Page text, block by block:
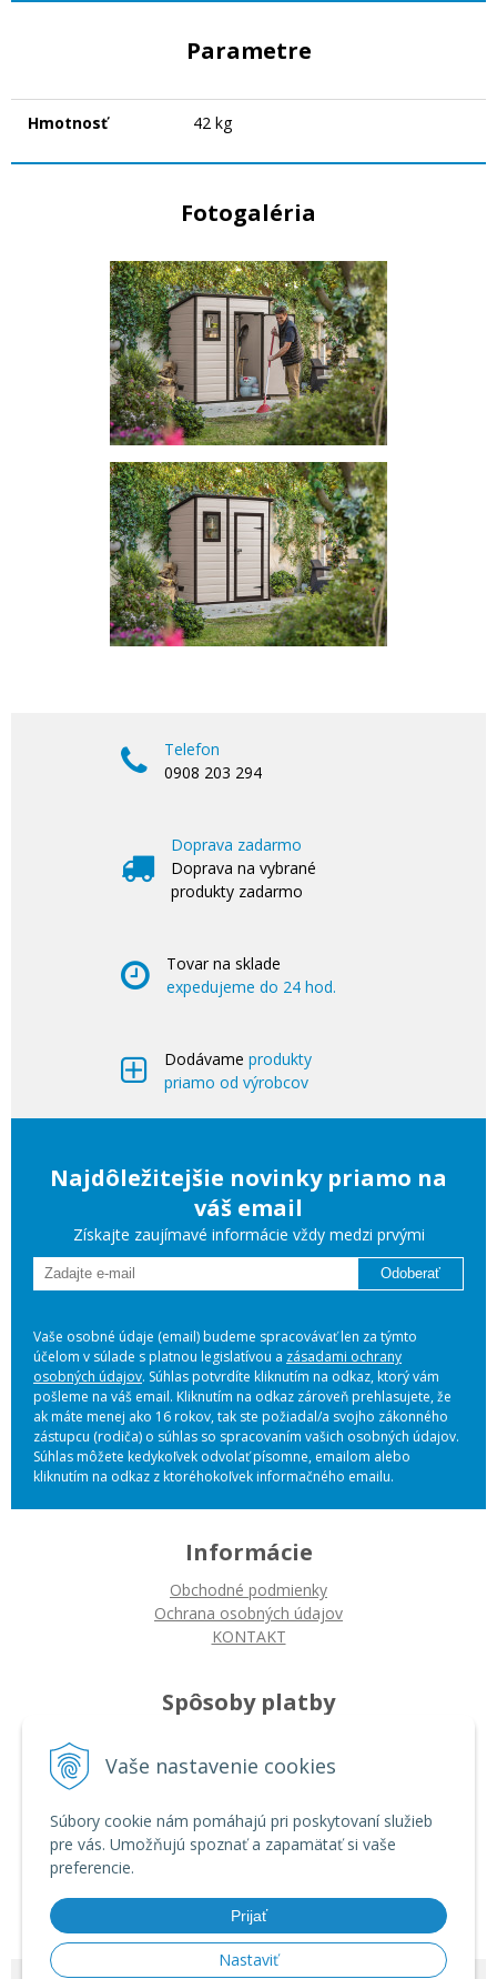
Vaše nastavenie cookies
Súbory cookie nám pomáhajú pri poskytovaní služieb
pre vás. Umožňujú spoznať a zapamätať si vaše
preferencie.
Prijať
Nastaviť
Parametre
Hmotnosť 42 kg
Fotogaléria
Telefon
0908 203 294
Doprava zadarmo
Doprava na vybrané
produkty zadarmo
Tovar na sklade
expedujeme do 24 hod.
Dodávame produkty
priamo od výrobcov
Najdôležitejšie novinky priamo na
váš email
Získajte zaujímavé informácie vždy medzi prvými
Odoberať
Vaše osobné údaje (email) budeme spracovávať len za týmto
účelom v súlade s platnou legislatívou a zásadami ochrany
osobných údajov. Súhlas potvrdíte kliknutím na odkaz, ktorý vám
pošleme na váš email. Kliknutím na odkaz zároveň prehlasujete, že
ak máte menej ako 16 rokov, tak ste požiadal/a svojho zákonného
zástupcu (rodiča) o súhlas so spracovaním vašich osobných údajov.
Súhlas môžete kedykoľvek odvolať písomne, emailom alebo
kliknutím na odkaz z ktoréhokoľvek informačného emailu.
Informácie
Obchodné podmienky
Ochrana osobných údajov
KONTAKT
Spôsoby platby
Platba bankovým prevodom
Ako nakupovať
Autorizované servisy